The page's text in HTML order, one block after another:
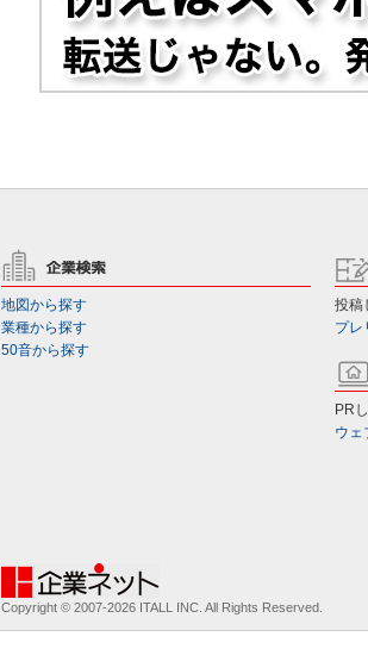
地図から探す
業種から探す
50音から探す
投稿
プレ
PR
ウェ
Copyright © 2007-2026 ITALL INC. All Rights Reserved.